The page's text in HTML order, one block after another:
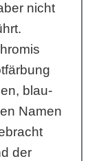
nicht
blau-
Namen
der